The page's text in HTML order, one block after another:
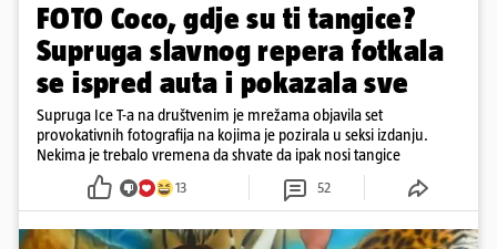
FOTO Coco, gdje su ti tangice?
Supruga slavnog repera fotkala
se ispred auta i pokazala sve
Supruga Ice T-a na društvenim je mrežama objavila set
provokativnih fotografija na kojima je pozirala u seksi izdanju.
Nekima je trebalo vremena da shvate da ipak nosi tangice
13 52